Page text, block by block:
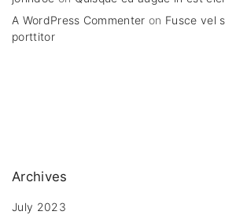
A WordPress Commenter on Fusce vel
porttitor
Archives
July 2023